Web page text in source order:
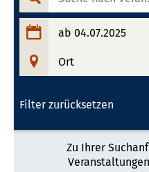
nach
Veranstaltungen
ab 04.07.2025
Ort
Filter zurücksetzen
Zu Ihrer